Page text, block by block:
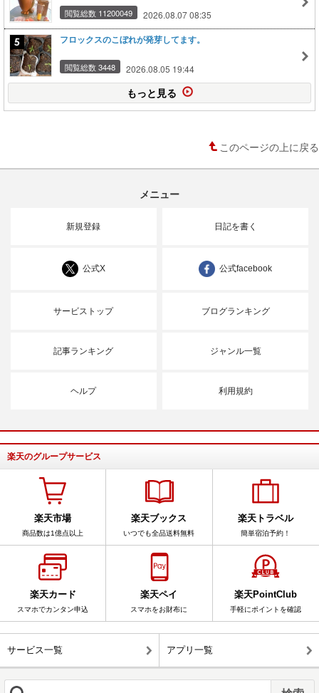
閲覧総数 11200049 2026.08.07 08:35
フロックスのこぼれが発芽してます。
閲覧総数 3448 2026.08.05 19:44
もっと見る
このページの上に戻る
メニュー
新規登録 日記を書く
公式X 公式facebook
サービストップ ブログランキング
記事ランキング ジャンル一覧
ヘルプ 利用規約
楽天のグループサービス
楽天市場
商品数は1億点以上
楽天ブックス
いつでも全品送料無料
楽天トラベル
簡単宿泊予約！
楽天カード
スマホでカンタン申込
楽天ペイ
スマホをお財布に
楽天PointClub
手軽にポイントを確認
サービス一覧 アプリ一覧